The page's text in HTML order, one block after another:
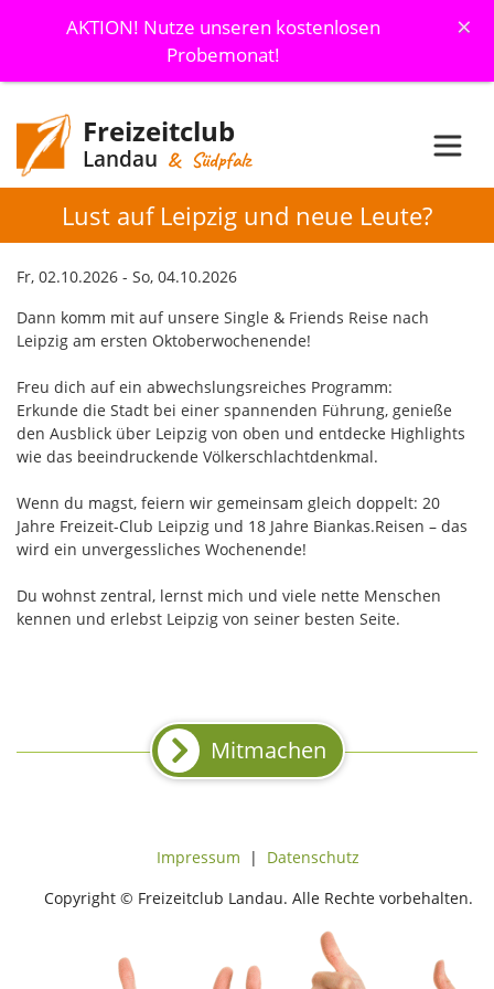
AKTION! Nutze unseren kostenlosen
Probemonat!
×
Freizeitclub
Landau & Südpfalz
Lust auf Leipzig und neue Leute?
Fr, 02.10.2026 - So, 04.10.2026
Dann komm mit auf unsere Single & Friends Reise nach
Leipzig am ersten Oktoberwochenende!
Freu dich auf ein abwechslungsreiches Programm:
Erkunde die Stadt bei einer spannenden Führung, genieße
den Ausblick über Leipzig von oben und entdecke Highlights
wie das beeindruckende Völkerschlachtdenkmal.
Wenn du magst, feiern wir gemeinsam gleich doppelt: 20
Jahre Freizeit-Club Leipzig und 18 Jahre Biankas.Reisen – das
wird ein unvergessliches Wochenende!
Du wohnst zentral, lernst mich und viele nette Menschen
kennen und erlebst Leipzig von seiner besten Seite.
Mitmachen
Impressum | Datenschutz
Copyright © Freizeitclub Landau. Alle Rechte vorbehalten.